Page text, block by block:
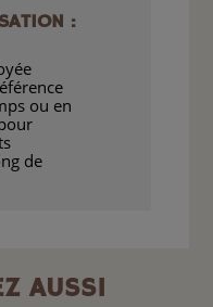
:
ou en
de
AUSSI